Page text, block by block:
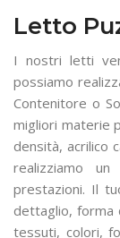
Letto
I nostri letti
possiamo
Contenitore o
migliori materie
densità, acrilico
realizziamo
prestazioni. Il
dettaglio, forma
tessuti, colori,